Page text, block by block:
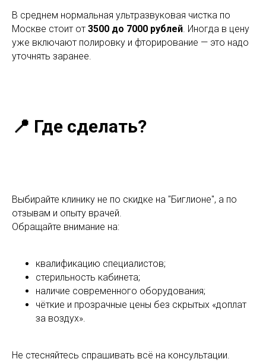
В среднем нормальная ультразвуковая чистка по
Москве стоит от 3500 до 7000 рублей. Иногда в цену
уже включают полировку и фторирование — это надо
уточнять заранее.
📍 Где сделать?
Выбирайте клинику не по скидке на "Биглионе", а по
отзывам и опыту врачей.
Обращайте внимание на:
квалификацию специалистов;
стерильность кабинета;
наличие современного оборудования;
чёткие и прозрачные цены без скрытых «доплат
за воздух».
Не стесняйтесь спрашивать всё на консультации.